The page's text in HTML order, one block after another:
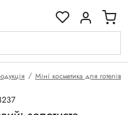
Міні косметика для готелів